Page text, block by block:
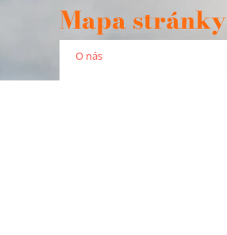
Mapa stránky
O nás